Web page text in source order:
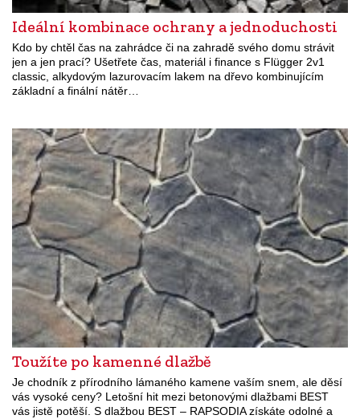
Ideální kombinace ochrany a jednoduchosti
Kdo by chtěl čas na zahrádce či na zahradě svého domu strávit
jen a jen prací? Ušetřete čas, materiál i finance s Flügger 2v1
classic, alkydovým lazurovacím lakem na dřevo kombinujícím
základní a finální nátěr…
Toužíte po kamenné dlažbě
Je chodník z přírodního lámaného kamene vaším snem, ale děsí
vás vysoké ceny? Letošní hit mezi betonovými dlažbami BEST
vás jistě potěší. S dlažbou BEST – RAPSODIA získáte odolné a